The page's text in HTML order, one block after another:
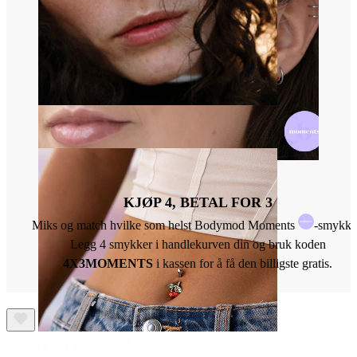
Nese
KJØP 4, BETAL FOR 3
Miks og match hvilke som helst Bodymod Moments
-
Legg 4 smykker i handlekurven din og bruk koden
4X3MOMENTS i kassen for å få den billigste gratis.